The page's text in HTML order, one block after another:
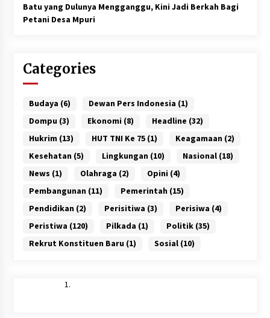
Batu yang Dulunya Mengganggu, Kini Jadi Berkah Bagi
Petani Desa Mpuri
Categories
Budaya (6) Dewan Pers Indonesia (1)
Dompu (3) Ekonomi (8) Headline (32)
Hukrim (13) HUT TNI Ke 75(1) Keagamaan (2)
Kesehatan (5) Lingkungan (10) Nasional(18)
News (1) Olahraga (2) Opini (4)
Pembangunan (11) Pemerintah (15)
Pendidikan (2) Perisitiwa (3) Perisiwa (4)
Peristiwa (120) Pilkada (1) Politik(35)
Rekrut Konstituen Baru (1) Sosial(10)